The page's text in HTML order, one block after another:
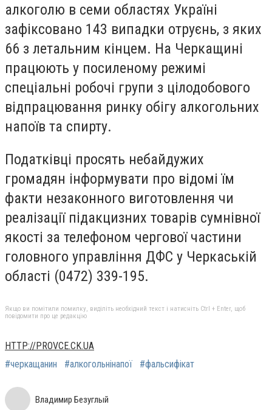
алкоголю в семи областях Україні
зафіксовано 143 випадки отруєнь, з яких
66 з летальним кінцем. На Черкащині
працюють у посиленому режимі
спеціальні робочі групи з цілодобового
відпрацювання ринку обігу алкогольних
напоїв та спирту.
Податківці просять небайдужих
громадян інформувати про відомі їм
факти незаконного виготовлення чи
реалізації підакцизних товарів сумнівної
якості за телефоном чергової частини
головного управління ДФС у Черкаській
області (0472) 339-195.
Якщо ви помітили помилку, виділіть необхідний текст і натисніть Ctrl + Enter, щоб
повідомити про це редакцію
HTTP://PROVCE.CK.UA
#черкащанин
#алкогольнінапої #фальсифікат
Владимир Безуглый